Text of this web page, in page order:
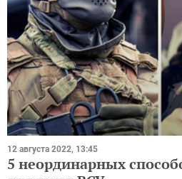
12 августа 2022, 13:45
5 неординарных